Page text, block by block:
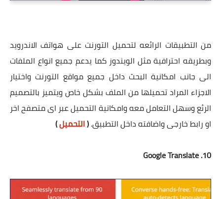
من التطبيقات الرائعه لتحميل التورنت على هواتف الاندرويد
وبطريقه احترافية مثل الويندوز كما يدعم جميع انواع الملفات
الى جانب امكانية البحث داخل جميع مواقع التورنت واختيار
الاجزاء المراد تحميلها من الملف بشكل خاص ويتميز بالتصميم
الرئع وسهل التعامل معه وامكانية التحميل عبر اى متصفح اخر
او رابط خارجى واضافته داخل التطبيق.(التحميل)
10. Google Translate